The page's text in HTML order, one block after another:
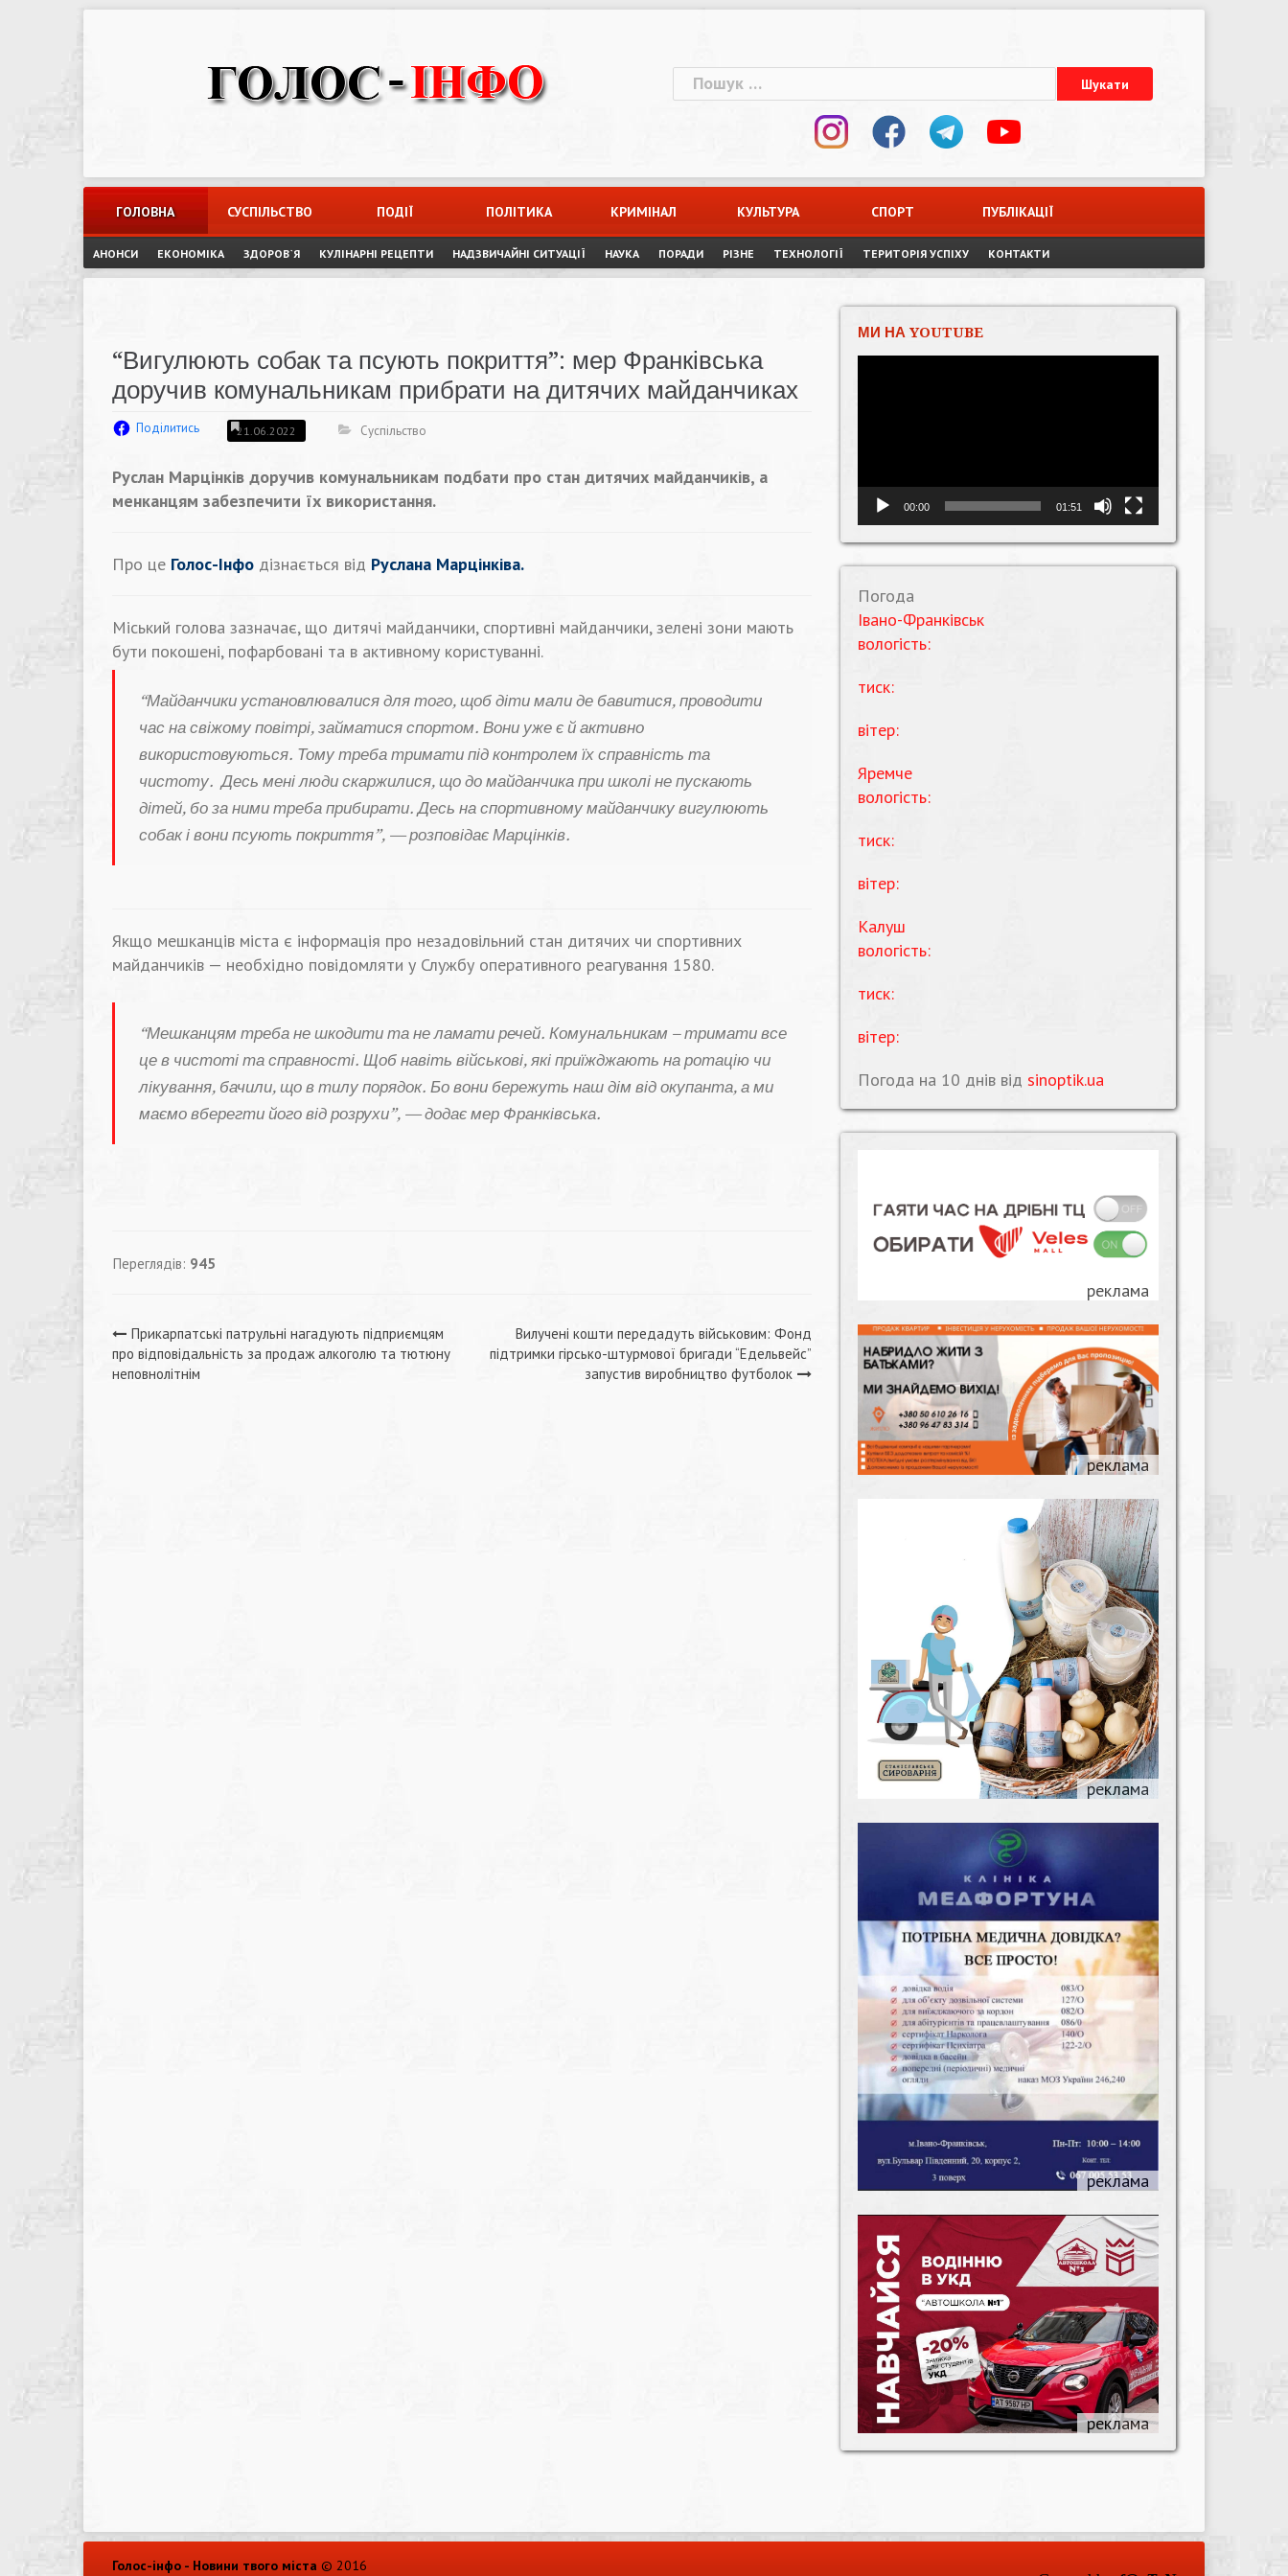
Пошук:
ГОЛОВНА СУСПІЛЬСТВО ПОДІЇ ПОЛІТИКА КРИМІНАЛ КУЛЬТУРА СПОРТ ПУБЛІКАЦІЇ
АНОНСИ ЕКОНОМІКА ЗДОРОВ`Я КУЛІНАРНІ РЕЦЕПТИ НАДЗВИЧАЙНІ СИТУАЦІЇ НАУКА ПОРАДИ РІЗНЕ ТЕХНОЛОГІЇ ТЕРИТОРІЯ УСПІХУ КОНТАКТИ
“Вигулюють собак та псують покриття”: мер Франківська
доручив комунальникам прибрати на дитячих майданчиках
Поділитись 21.06.2022 Суспільство
Руслан Марцінків доручив комунальникам подбати про стан дитячих майданчиків, а
менканцям забезпечити їх використання.
Про це Голос-Інфо дізнається від Руслана Марцінківа.
Міський голова зазначає, що дитячі майданчики, спортивні майданчики, зелені зони мають
бути покошені, пофарбовані та в активному користуванні.
“Майданчики установлювалися для того, щоб діти мали де бавитися, проводити
час на свіжому повітрі, займатися спортом. Вони уже є й активно
використовуються. Тому треба тримати під контролем їх справність та
чистоту. Десь мені люди скаржилися, що до майданчика при школі не пускають
дітей, бо за ними треба прибирати.Десь на спортивному майданчику вигулюють
собак і вони псують покриття”, — розповідає Марцінків.
Якщо мешканців міста є інформація про незадовільний стан дитячих чи спортивних
майданчиків — необхідно повідомляти у Службу оперативного реагування 1580.
“Мешканцям треба не шкодити та не ламати речей. Комунальникам – тримати все
це в чистоті та справності. Щоб навіть військові, які приїжджають на ротацію чи
лікування, бачили, що в тилу порядок. Бо вони бережуть наш дім від окупанта, а ми
маємо вберегти його від розрухи”, — додає мер Франківська.
Переглядів: 945
Навігація
записів
Прикарпатські патрульні нагадують підприємцям
про відповідальність за продаж алкоголю та тютюну
неповнолітнім
Вилучені кошти передадуть військовим: Фонд
підтримки гірсько-штурмової бригади “Едельвейс”
запустив виробництво футболок
МИ НА YOUTUBE
00:00 01:51
Погода
Івано-Франківськ
вологість:
тиск:
вітер:
Яремче
вологість:
тиск:
вітер:
Калуш
вологість:
тиск:
вітер:
Погода на 10 днів від sinoptik.ua
Голос-інфо - Новини твого міста © 2016